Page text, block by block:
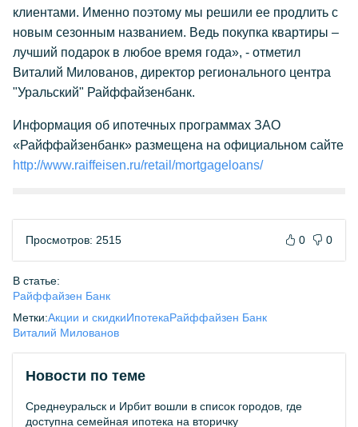
клиентами. Именно поэтому мы решили ее продлить с
новым сезонным названием. Ведь покупка квартиры –
лучший подарок в любое время года», - отметил
Виталий Милованов, директор регионального центра
"Уральский" Райффайзенбанк.
Информация об ипотечных программах ЗАО
«Райффайзенбанк» размещена на официальном сайте
http://www.raiffeisen.ru/retail/mortgageloans/
Просмотров: 2515 0 0
В статье:
Райффайзен Банк
Метки:Акции и скидкиИпотекаРайффайзен Банк
Виталий Милованов
Новости по теме
Среднеуральск и Ирбит вошли в список городов, где
доступна семейная ипотека на вторичку